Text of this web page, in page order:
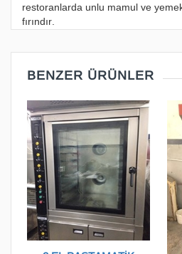
restoranlarda unlu mamul ve
fırındır.
BENZER ÜRÜNLER